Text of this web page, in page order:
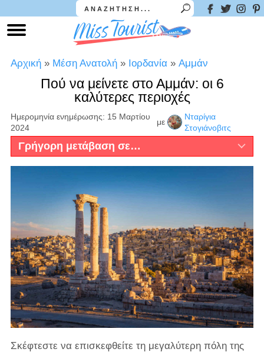
Αρχική » Μέση Ανατολή » Ιορδανία » Αμμάν
Πού να μείνετε στο Αμμάν: οι 6
καλύτερες περιοχές
Ημερομηνία ενημέρωσης: 15 Μαρτίου
2024
με
Νταρίγια
Στογιάνοβιτς
Γρήγορη μετάβαση σε…
Σκέφτεστε να επισκεφθείτε τη μεγαλύτερη πόλη της